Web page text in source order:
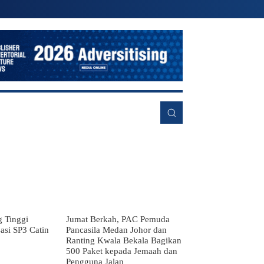
Tinggi
SP3 Catin
Jumat Berkah, PAC Pemuda
Pancasila Medan Johor dan
Ranting Kwala Bekala Bagikan
500 Paket kepada Jemaah dan
Pengguna Jalan